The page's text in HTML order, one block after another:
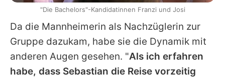
Da die Mannheimerin als Nachzüglerin zur
Gruppe dazukam, habe sie die Dynamik mit
anderen Augen gesehen. "Als ich erfahren
habe, dass Sebastian die Reise vorzeitig
"Die Bachelors"-Kandidatinnen Franzi und Josi